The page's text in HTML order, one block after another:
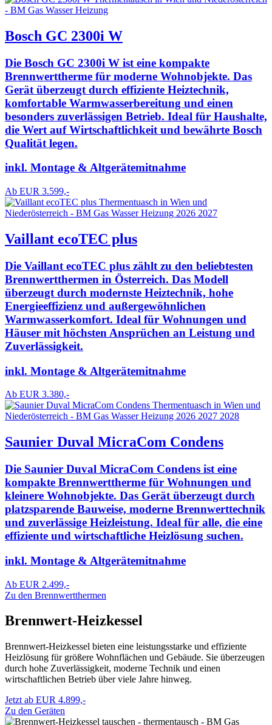
Bosch GC 2300i W
Die Bosch GC 2300i W ist eine kompakte
Brennwerttherme für moderne Wohnobjekte. Das
Gerät überzeugt durch effiziente Heiztechnik,
komfortable Warmwasserbereitung und einen
besonders zuverlässigen Betrieb. Ideal für Haushalte,
die Wert auf Wirtschaftlichkeit und bewährte Bosch
Qualität legen.
inkl. Montage & Altgerätemitnahme
Ab EUR 3.599,-
Vaillant ecoTEC plus
Die Vaillant ecoTEC plus zählt zu den beliebtesten
Brennwertthermen in Österreich. Das Modell
überzeugt durch modernste Heiztechnik, hohe
Energieeffizienz und außergewöhnlichen
Warmwasserkomfort. Ideal für Wohnungen und
Häuser mit höchsten Ansprüchen an Leistung und
Zuverlässigkeit.
inkl. Montage & Altgerätemitnahme
Ab EUR 3.380,-
Saunier Duval MicraCom Condens
Die Saunier Duval MicraCom Condens ist eine
kompakte Brennwerttherme für Wohnungen und
kleinere Wohnobjekte. Das Gerät überzeugt durch
platzsparende Bauweise, moderne Brennwerttechnik
und zuverlässige Heizleistung. Ideal für alle, die eine
effiziente und wirtschaftliche Heizlösung suchen.
inkl. Montage & Altgerätemitnahme
Ab EUR 2.499,-
Zu den Brennwertthermen
Brennwert-Heizkessel
Brennwert-Heizkessel bieten eine leistungsstarke und effiziente
Heizlösung für größere Wohnflächen und Gebäude. Sie überzeugen
durch hohe Zuverlässigkeit, moderne Technik und einen
wirtschaftlichen Betrieb über viele Jahre hinweg.
Jetzt ab EUR 4.899,-
Zu den Geräten